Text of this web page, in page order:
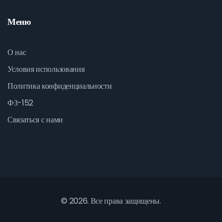
Меню
О нас
Условия использования
Политика конфиденциальности
ФЗ-152
Связаться с нами
© 2026. Все права защищены.